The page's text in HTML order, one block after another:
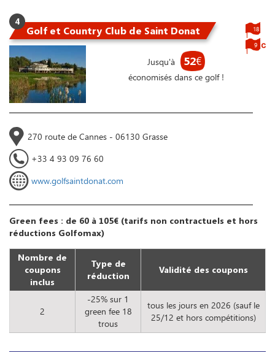
4
Golf et Country Club de Saint Donat
Jusqu'à 52€
économisés dans ce golf !
18
9
270 route de Cannes - 06130 Grasse
+33 4 93 09 76 60
www.golfsaintdonat.com
Green fees : de 60 à 105€ (tarifs non contractuels et hors
réductions Golfomax)
Nombre de
coupons
inclus
Type de
réduction
Validité des coupons
2
-25% sur 1
green fee 18
trous
tous les jours en 2026 (sauf le
25/12 et hors compétitions)